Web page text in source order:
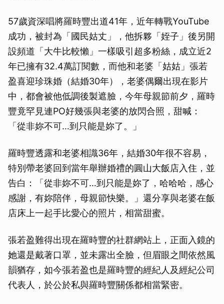
57歲資深唱將羅時豐出道41年，近年轉戰YouTube
成功，被封為「國民姑丈」，他拆夥「姪子」後另開
設頻道「大牛比較懶」一樣吸引超多粉絲，成立近2
年已擁有32.4萬訂閱數，而他和老婆「姑姑」張若
盈喜迎珍珠婚（結婚30年），老婆偶爾出現在影片
中，都會被他低調後製遮臉，今年母親節前夕，羅時
豐竟罕見連PO好幾張與老婆的放閃合照，甜喊：
「從非妳不可…到只能是妳了。」
羅時豐透露和老婆相識36年，結婚30年很不容易，
特別帶老婆回到當年舉辦婚禮的圓山大飯店入住，並
告白：「從非妳不可…到只能是妳了，哈哈哈，感心
感謝，有妳陪伴，母親節快樂。」還分享與老婆在飯
店床上一起手比愛心的照片，相當甜蜜。
張若盈難得出現在羅時豐的社群網站上，正面入鏡的
她還是戴著口罩，並未露出全臉，但眉眼之間依然風
韻猶存，如今張若盈也是羅時豐的經紀人及經紀公司
代表人，於公於私與羅時豐關係都相當緊密。